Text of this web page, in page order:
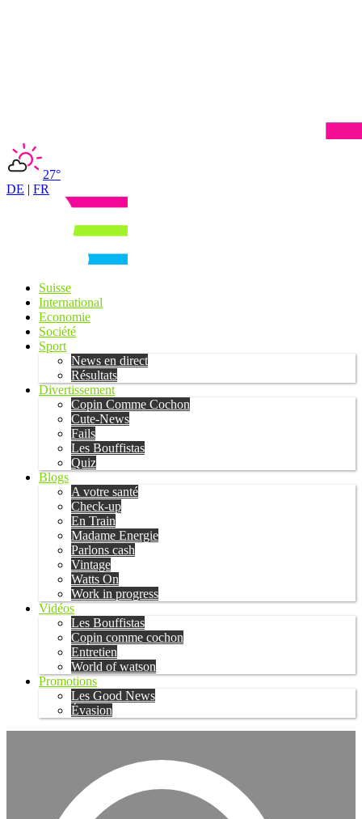
27°
DE | FR
Suisse
International
Economie
Société
Sport
News en direct
Résultats
Divertissement
Copin Comme Cochon
Cute-News
Fails
Les Bouffistas
Quiz
Blogs
A votre santé
Check-up
En Train
Madame Energie
Parlons cash
Vintage
Watts On
Work in progress
Vidéos
Les Bouffistas
Copin comme cochon
Entretien
World of watson
Promotions
Les Good News
Évasion